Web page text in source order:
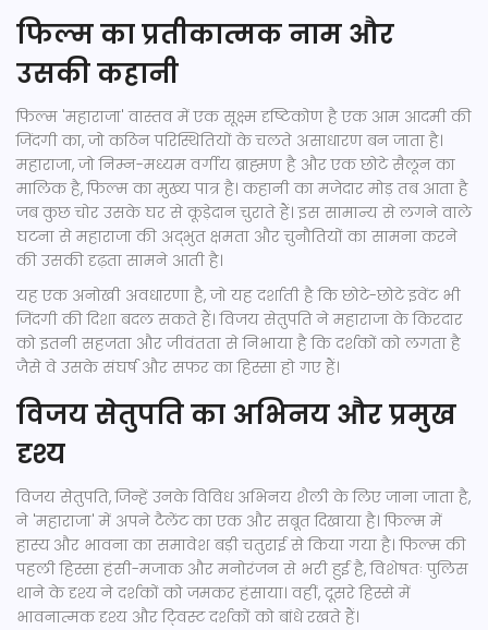
फिल्म का प्रतीकात्मक नाम और
उसकी कहानी
फिल्म 'महाराजा' वास्तव में एक सूक्ष्म दृष्टिकोण है एक आम आदमी की
जिंदगी का, जो कठिन परिस्थितियों के चलते असाधारण बन जाता है।
महाराजा, जो निम्न-मध्यम वर्गीय ब्राह्मण है और एक छोटे सैलून का
मालिक है, फिल्म का मुख्य पात्र है। कहानी का मजेदार मोड़ तब आता है
जब कुछ चोर उसके घर से कूड़ेदान चुराते हैं। इस सामान्य से लगने वाले
घटना से महाराजा की अद्भुत क्षमता और चुनौतियों का सामना करने
की उसकी दृढ़ता सामने आती है।
यह एक अनोखी अवधारणा है, जो यह दर्शाती है कि छोटे-छोटे इवेंट भी
जिंदगी की दिशा बदल सकते हैं। विजय सेतुपति ने महाराजा के किरदार
को इतनी सहजता और जीवंतता से निभाया है कि दर्शकों को लगता है
जैसे वे उसके संघर्ष और सफर का हिस्सा हो गए हैं।
विजय सेतुपति का अभिनय और प्रमुख
दृश्य
विजय सेतुपति, जिन्हें उनके विविध अभिनय शैली के लिए जाना जाता है,
ने 'महाराजा' में अपने टैलेंट का एक और सबूत दिखाया है। फिल्म में
हास्य और भावना का समावेश बड़ी चतुराई से किया गया है। फिल्म की
पहली हिस्सा हंसी-मजाक और मनोरंजन से भरी हुई है, विशेषतः पुलिस
थाने के दृश्य ने दर्शकों को जमकर हंसाया। वहीं, दूसरे हिस्से में
भावनात्मक दृश्य और टि्वस्ट दर्शकों को बांधे रखते हैं।